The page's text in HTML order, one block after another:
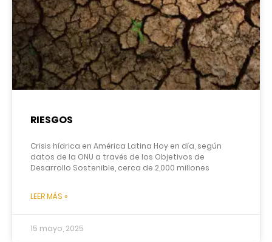
RIESGOS
Crisis hídrica en América Latina Hoy en día, según
datos de la ONU a través de los Objetivos de
Desarrollo Sostenible, cerca de 2,000 millones
LEER MÁS »
15 mayo, 2025